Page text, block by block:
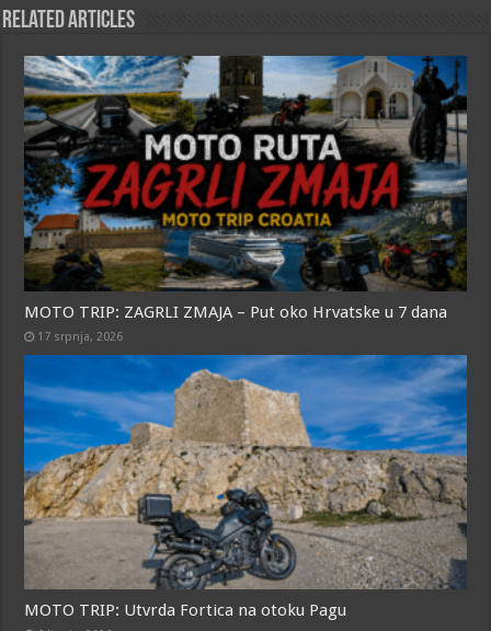
o
o
k
A
p
p
e
r
Related Articles
MOTO TRIP: ZAGRLI ZMAJA – Put oko Hrvatske u 7 dana
17 srpnja, 2026
MOTO TRIP: Utvrda Fortica na otoku Pagu